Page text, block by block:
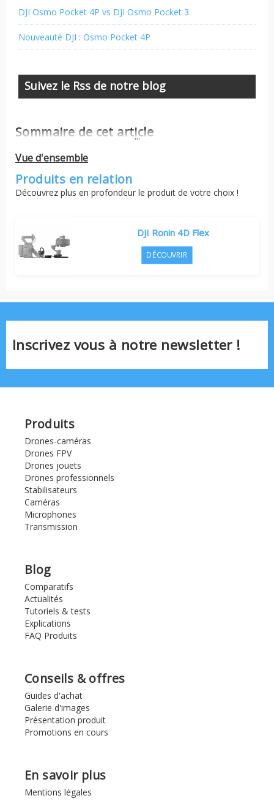
DJI Osmo Pocket 4P vs DJI Osmo Pocket 3
Nouveauté DJI : Osmo Pocket 4P
Suivez le Rss de notre blog
Sommaire de cet article
...
Vue d'ensemble
Produits en relation
Découvrez plus en profondeur le produit de votre choix !
DJI Ronin 4D Flex
DÉCOUVRIR
Inscrivez vous à notre newsletter !
Produits
Drones-caméras
Drones FPV
Drones jouets
Drones professionnels
Stabilisateurs
Caméras
Microphones
Transmission
Blog
Comparatifs
Actualités
Tutoriels & tests
Explications
FAQ Produits
Conseils & offres
Guides d'achat
Galerie d'images
Présentation produit
Promotions en cours
En savoir plus
Mentions légales